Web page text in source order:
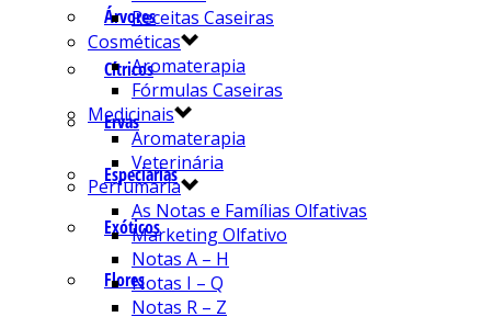
Árvores
Cítricos
Ervas
Especiarias
Exóticos
Flores
Receitas Caseiras
Cosméticas
Aromaterapia
Fórmulas Caseiras
Medicinais
Aromaterapia
Veterinária
Perfumaria
As Notas e Famílias Olfativas
Marketing Olfativo
Notas A – H
Notas I – Q
Notas R – Z